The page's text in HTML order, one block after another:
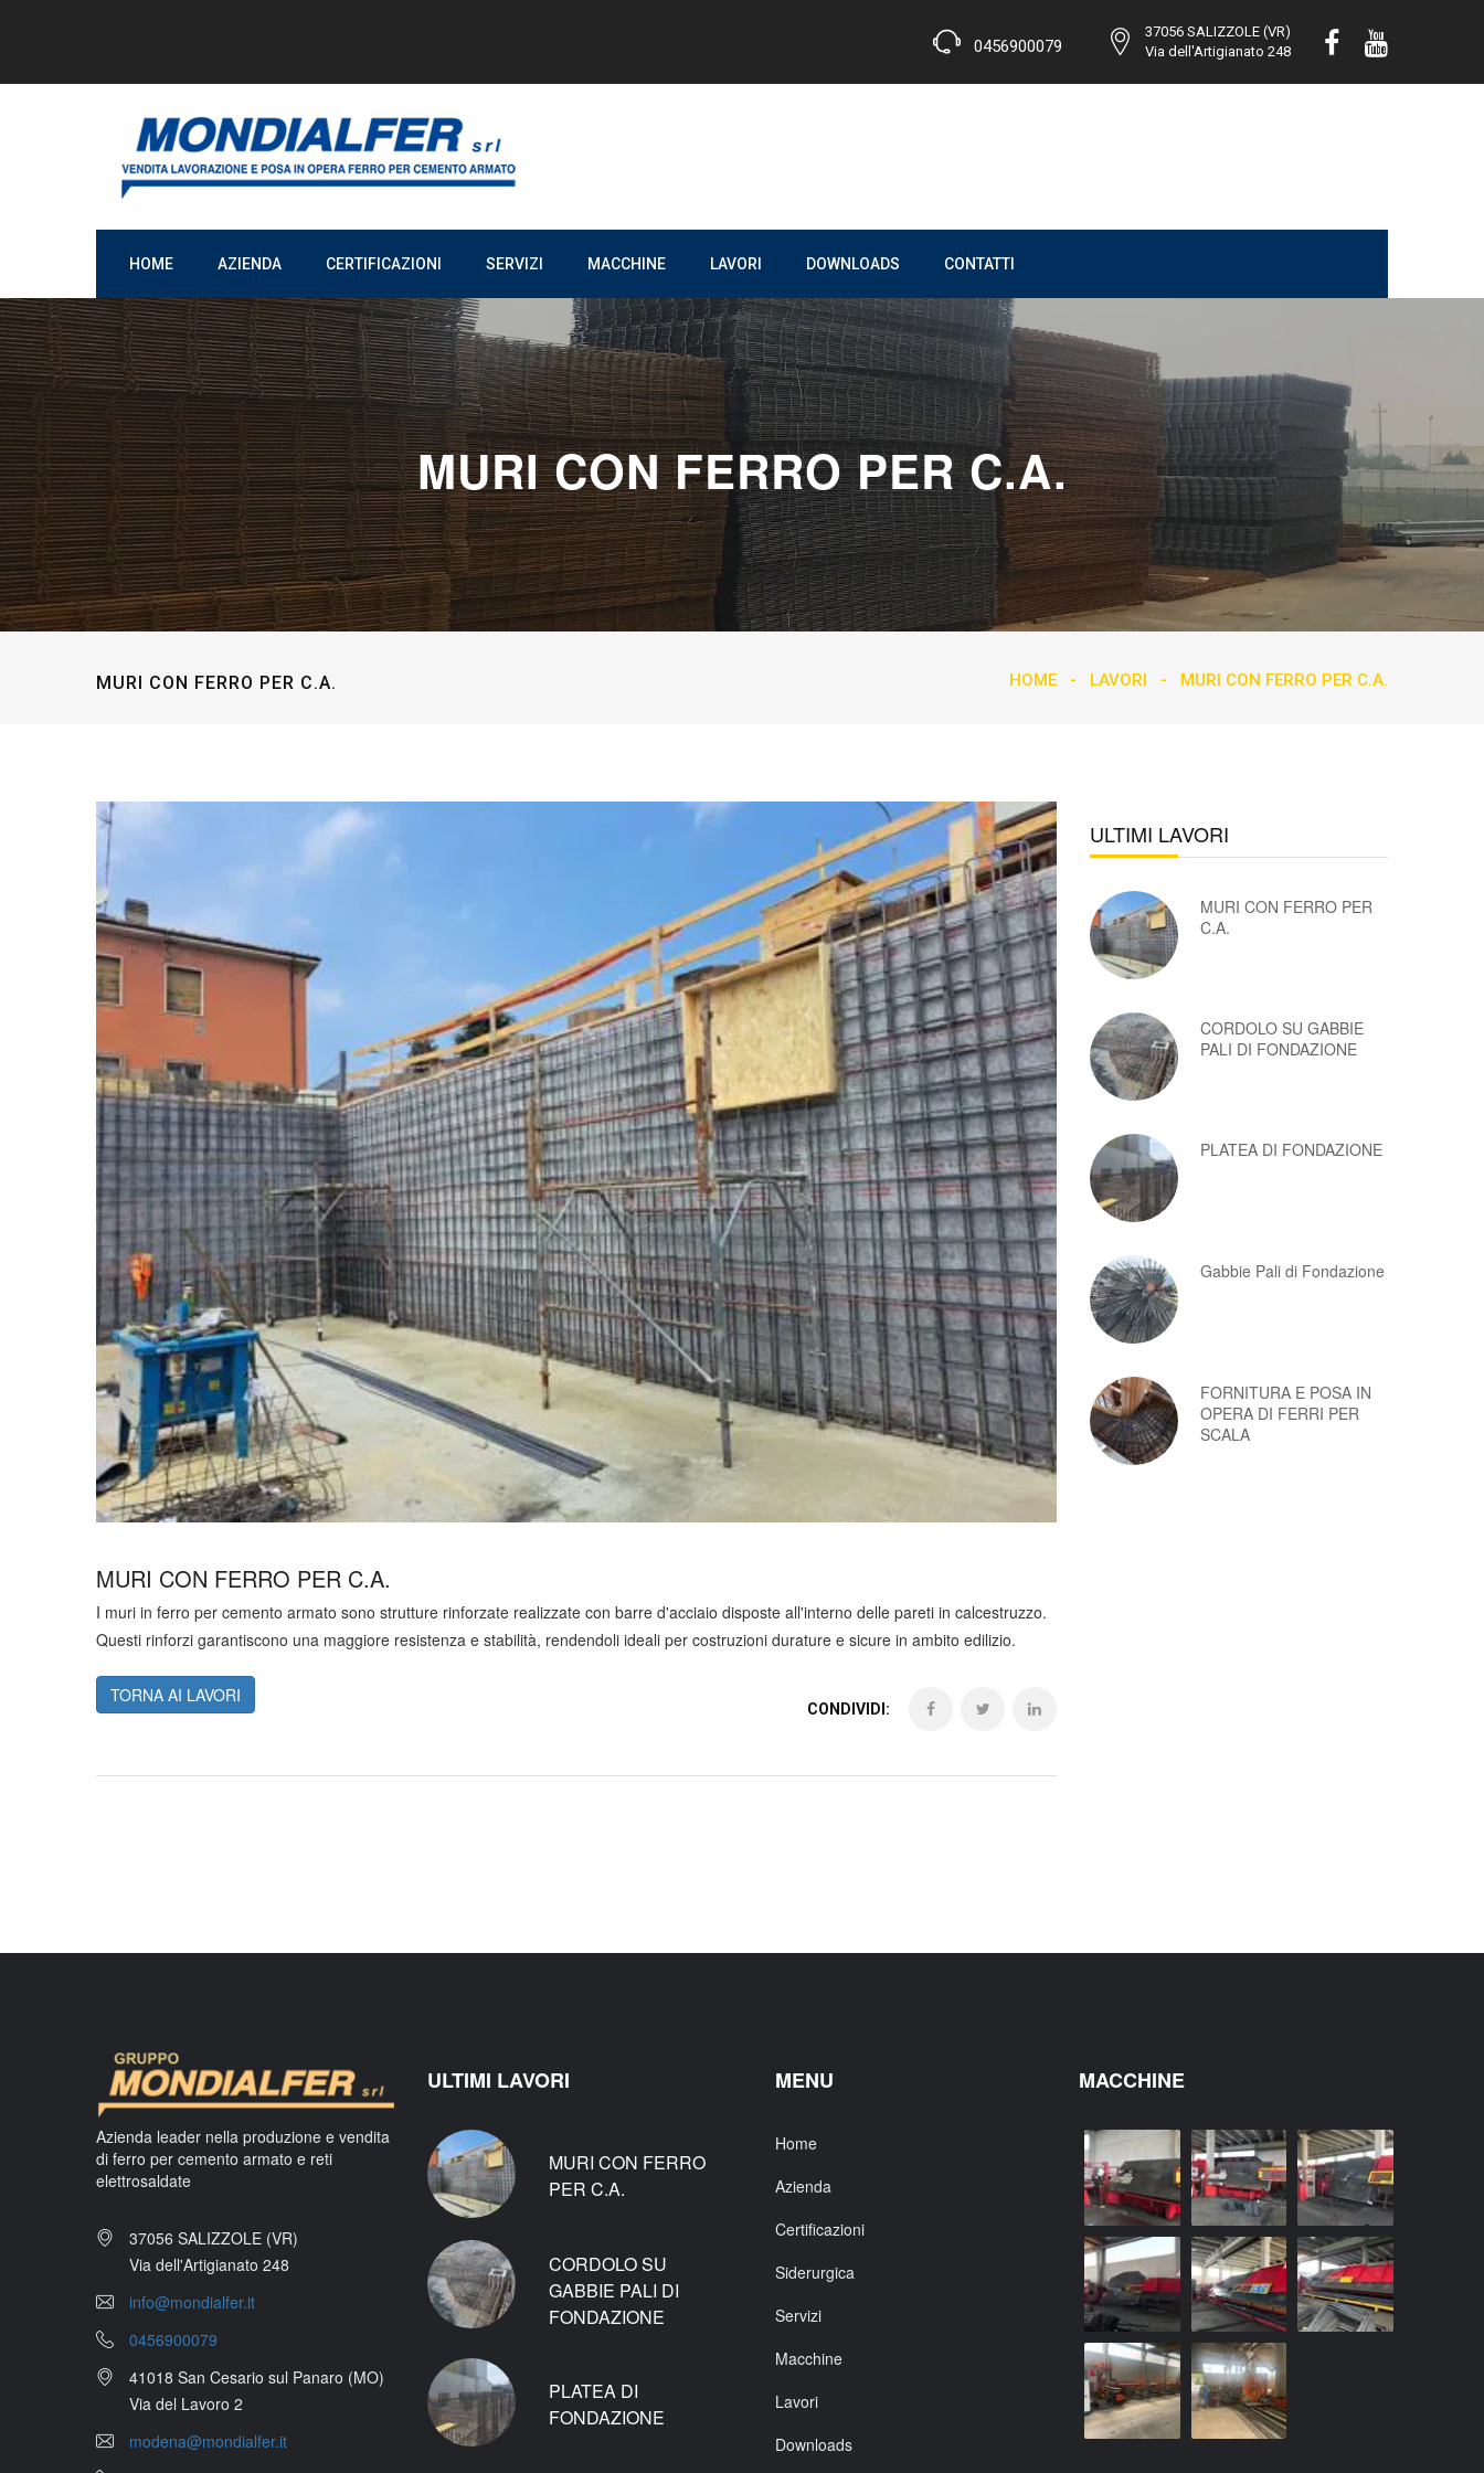
0456900079
37056 SALIZZOLE (VR)
Via dell'Artigianato 248
HOME AZIENDA CERTIFICAZIONI SERVIZI MACCHINE LAVORI DOWNLOADS CONTATTI
MURI CON FERRO PER C.A.
MURI CON FERRO PER C.A. HOME LAVORI MURI CON FERRO PER C.A.
MURI CON FERRO PER C.A.
I muri in ferro per cemento armato sono strutture rinforzate realizzate con barre d'acciaio disposte all'interno delle pareti in calcestruzzo.
Questi rinforzi garantiscono una maggiore resistenza e stabilità, rendendoli ideali per costruzioni durature e sicure in ambito edilizio.
TORNA AI LAVORI
CONDIVIDI:
ULTIMI LAVORI
MURI CON FERRO PER
C.A.
CORDOLO SU GABBIE
PALI DI FONDAZIONE
PLATEA DI FONDAZIONE
Gabbie Pali di Fondazione
FORNITURA E POSA IN
OPERA DI FERRI PER
SCALA
Azienda leader nella produzione e vendita
di ferro per cemento armato e reti
elettrosaldate
37056 SALIZZOLE (VR)
Via dell'Artigianato 248
info@mondialfer.it
0456900079
41018 San Cesario sul Panaro (MO)
Via del Lavoro 2
modena@mondialfer.it
ULTIMI LAVORI
MURI CON FERRO
PER C.A.
CORDOLO SU
GABBIE PALI DI
FONDAZIONE
PLATEA DI
FONDAZIONE
MENU
Home
Azienda
Certificazioni
Siderurgica
Servizi
Macchine
Lavori
Downloads
MACCHINE